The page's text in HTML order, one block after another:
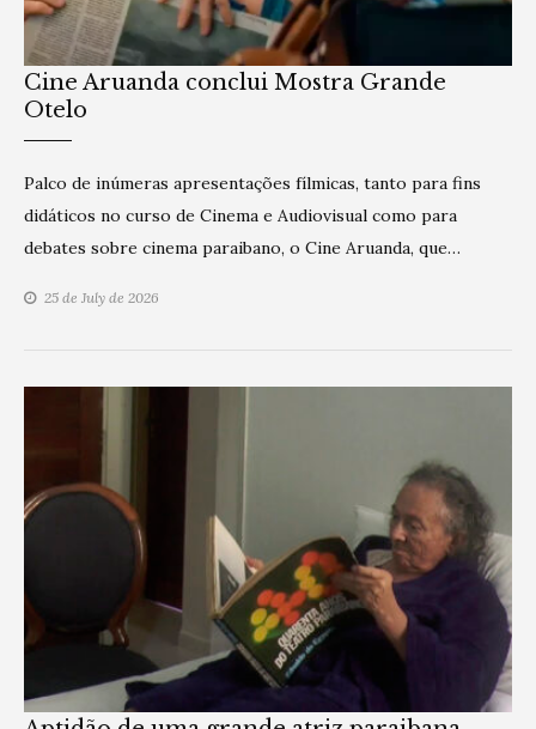
Cine Aruanda conclui Mostra Grande
Otelo
Palco de inúmeras apresentações fílmicas, tanto para fins
didáticos no curso de Cinema e Audiovisual como para
debates sobre cinema paraibano, o Cine Aruanda, que…
25 de July de 2026